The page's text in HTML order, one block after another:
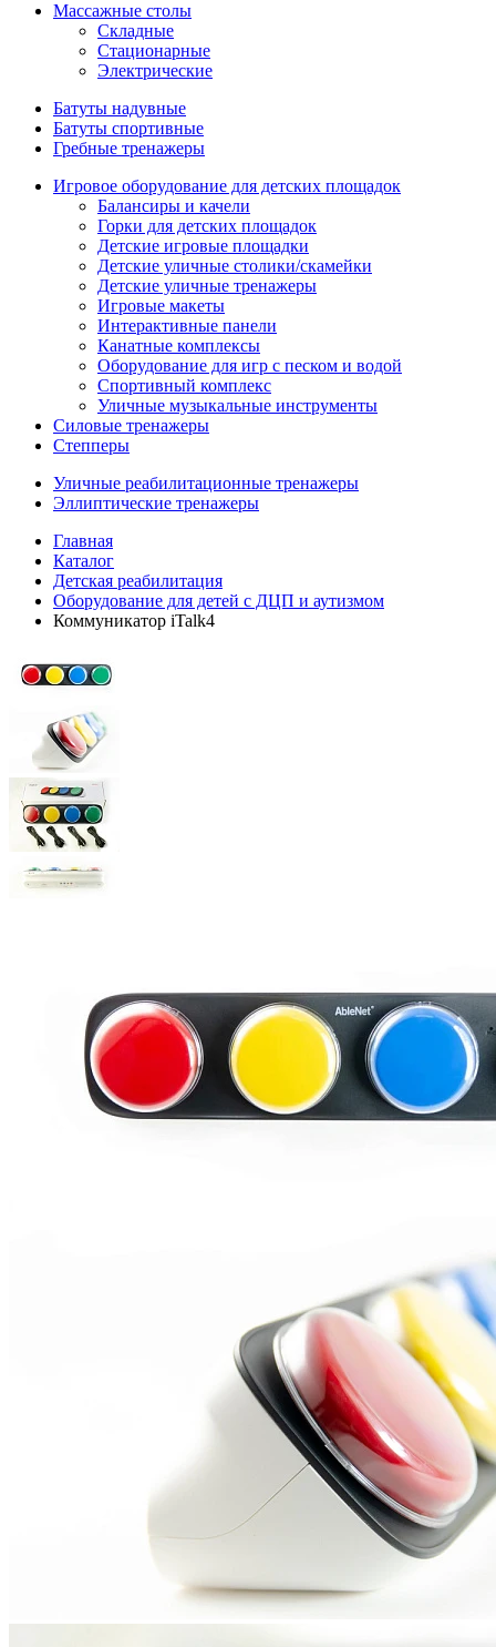
Массажные столы
Складные
Стационарные
Электрические
Батуты надувные
Батуты спортивные
Гребные тренажеры
Игровое оборудование для детских площадок
Балансиры и качели
Горки для детских площадок
Детские игровые площадки
Детские уличные столики/скамейки
Детские уличные тренажеры
Игровые макеты
Интерактивные панели
Канатные комплексы
Оборудование для игр с песком и водой
Спортивный комплекс
Уличные музыкальные инструменты
Силовые тренажеры
Степперы
Уличные реабилитационные тренажеры
Эллиптические тренажеры
Главная
Каталог
Детская реабилитация
Оборудование для детей с ДЦП и аутизмом
Коммуникатор iTalk4